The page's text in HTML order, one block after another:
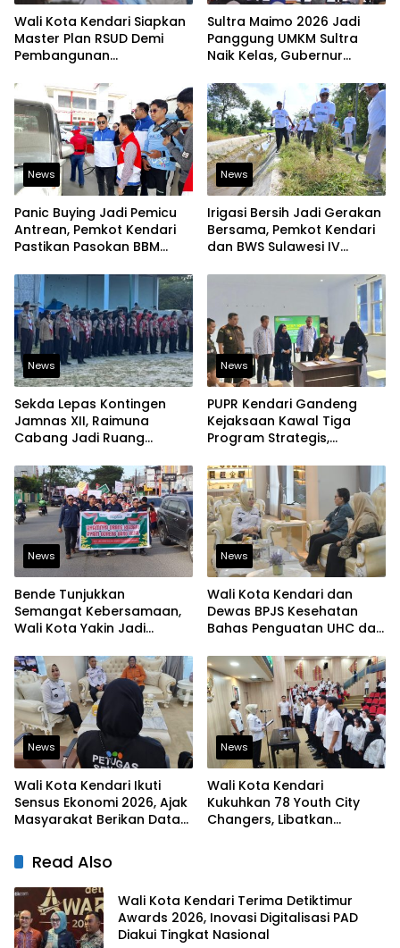
Wali Kota Kendari Siapkan
Master Plan RSUD Demi
Pembangunan
Sultra Maimo 2026 Jadi
Panggung UMKM Sultra
Naik Kelas, Gubernur
Tembus Pasar Ekspor
News
Panic Buying Jadi Pemicu
Antrean, Pemkot Kendari
Pastikan Pasokan BBM
News
Irigasi Bersih Jadi Gerakan
Bersama, Pemkot Kendari
dan BWS Sulawesi IV
Pangan
News
Sekda Lepas Kontingen
Jamnas XII, Raimuna
Cabang Jadi Ruang
dan Berjiwa Pemimpin
News
PUPR Kendari Gandeng
Kejaksaan Kawal Tiga
Program Strategis,
Bangun Infrastruktur
Berintegritas
News
Bende Tunjukkan
Semangat Kebersamaan,
Wali Kota Yakin Jadi
Lain
News
Wali Kota Kendari dan
Dewas BPJS Kesehatan
Bahas Penguatan UHC dan
Kesehatan
News
Wali Kota Kendari Ikuti
Sensus Ekonomi 2026, Ajak
Masyarakat Berikan Data
News
Wali Kota Kendari
Kukuhkan 78 Youth City
Changers, Libatkan
Read Also
Wali Kota Kendari Terima Detiktimur
Awards 2026, Inovasi Digitalisasi PAD
Diakui Tingkat Nasional